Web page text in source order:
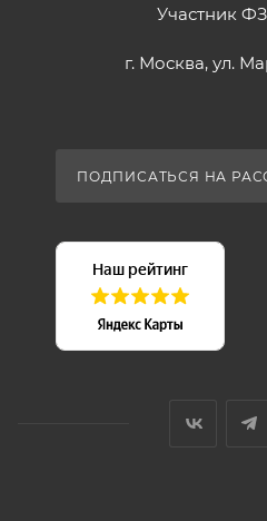
Участник
г. Москва, ул.
ПОДПИСАТЬСЯ НА